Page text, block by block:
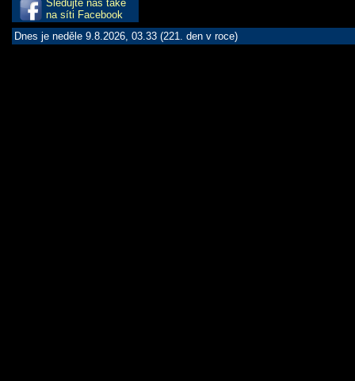
Sledujte nás také
na síti Facebook
Dnes je neděle 9.8.2026, 03.33 (221. den v roce)